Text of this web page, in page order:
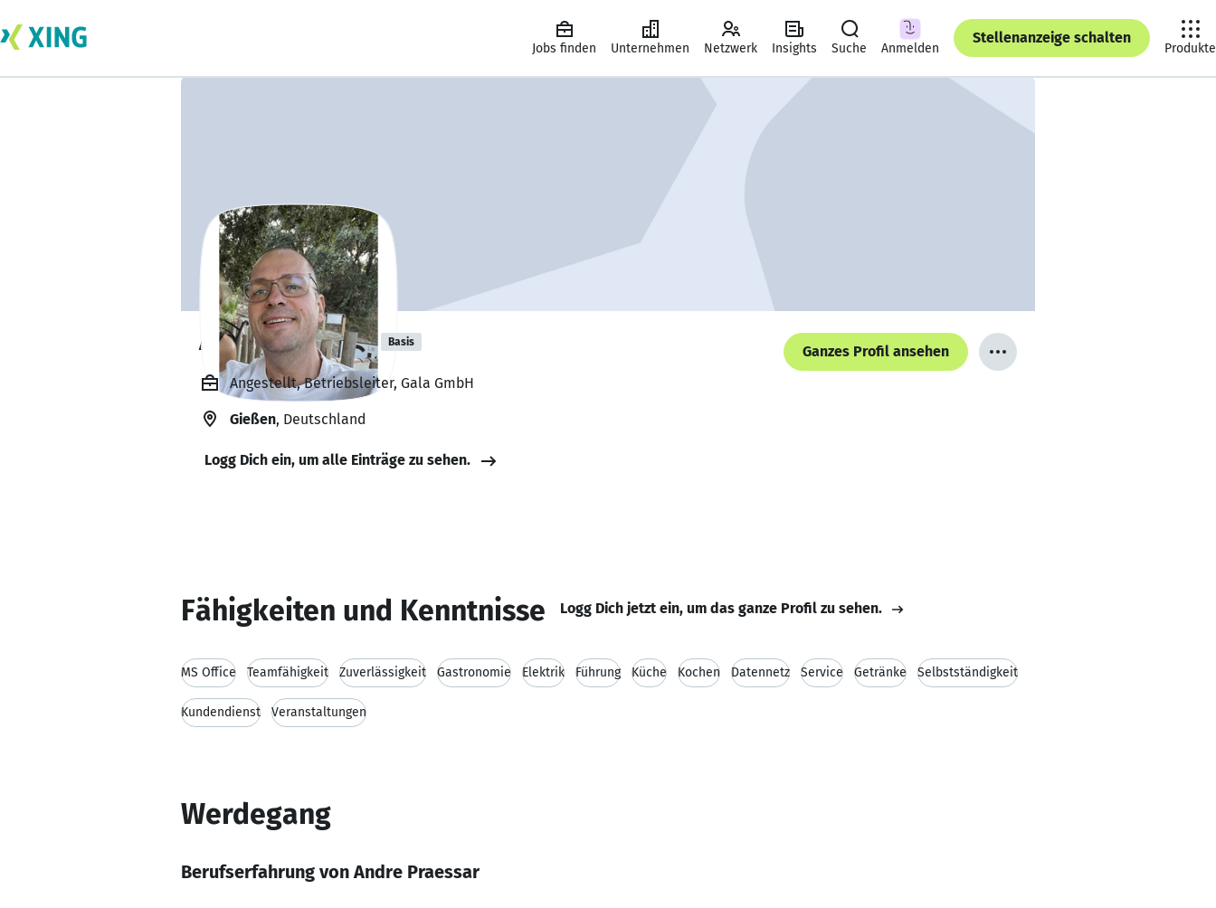
Jobs finden Unternehmen Netzwerk Insights Suche Anmelden
Stellenanzeige schalten
Produkte
Andre Praessar Basis
Ganzes Profil ansehen
Angestellt, Betriebsleiter, Gala GmbH
Gießen, Deutschland
Logg Dich ein, um alle Einträge zu sehen.
Fähigkeiten und Kenntnisse Logg Dich jetzt ein, um das ganze Profil zu sehen.
MS Office Teamfähigkeit Zuverlässigkeit Gastronomie Elektrik Führung Küche Kochen Datennetz Service Getränke Selbstständigkeit
Kundendienst Veranstaltungen
Werdegang
Berufserfahrung von Andre Praessar